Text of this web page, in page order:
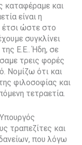
καταφέραμε και
είναι η
έτσι ώστε στο
συγκλίνει
Ε.Ε.. Ήδη, σε
τρεις φορές
Νομίζω ότι και
φιλοσοφίας και
τετραετία.
τραπεζίτες και
που λόγω